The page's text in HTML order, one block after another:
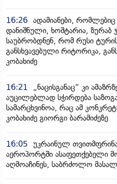
16:26 ადამიანები,
დანიშნული, ხოშტარია, ზურაბ
საუბრობდნენ, რომ რუსი
განსხვავებული რიტორიკა,
კობახიძე
16:21
„ნაცისგანაც“ კი
აუცილებლად სჭირდება
სამარცხვინოა, რაც ამ
კობახიძე გიორგი ბარამიძეზე
16:05 უკრაინულ
აეროპორტში ასაფეთქებელი
აღმოაჩინეს, საბრძოლო